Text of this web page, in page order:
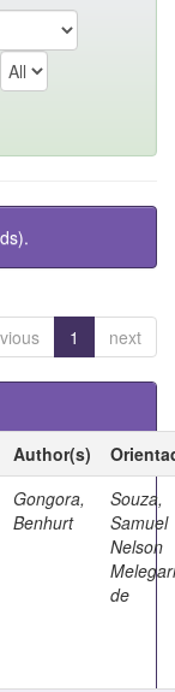
1 next
Author(s)
Gongora,
Benhurt
Souza,
Samuel
Nelson
Melegari
de